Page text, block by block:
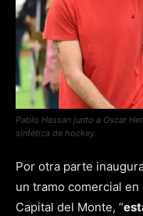
Pablo Hassan junto a Oscar
sintética de hockey.
Por otra parte
un tramo comercial
Capital del Monte, “